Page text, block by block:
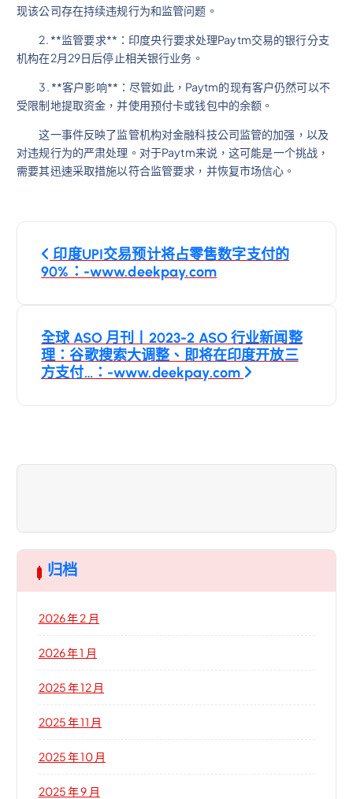
现该公司存在持续违规行为和监管问题。
2. **监管要求**：印度央行要求处理Paytm交易的银行分支
机构在2月29日后停止相关银行业务。
3. **客户影响**：尽管如此，Paytm的现有客户仍然可以不
受限制地提取资金，并使用预付卡或钱包中的余额。
这一事件反映了监管机构对金融科技公司监管的加强，以及
对违规行为的严肃处理。对于Paytm来说，这可能是一个挑战，
需要其迅速采取措施以符合监管要求，并恢复市场信心。
文
章
覽
印度UPI交易预计将占零售数字支付的
90%：-www.deekpay.com
全球 ASO 月刊丨2023-2 ASO 行业新闻整
理：谷歌搜索大调整、即将在印度开放三
方支付…：-www.deekpay.com
归档
2026 年 2 月
2026 年 1 月
2025 年 12 月
2025 年 11 月
2025 年 10 月
2025 年 9 月